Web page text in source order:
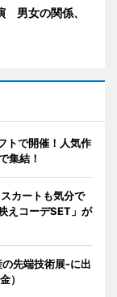
男女の関係、
トで開催！人気作
集結！
カートも気分で
えコーデSET」が
先端技術展-に出
）